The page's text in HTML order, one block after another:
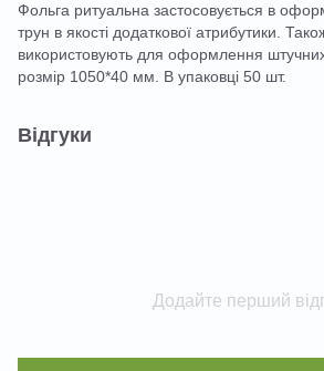
Фольга ритуальна застосовується в
трун в якості додаткової атрибутики.
використовують для оформлення штучних
розмір 1050*40 мм. В упаковці 50 шт.
Відгуки
Додайте перший